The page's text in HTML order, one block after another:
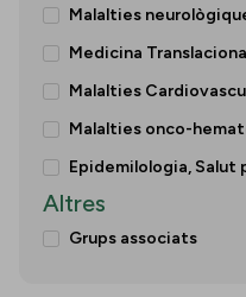
Malalties
Medicina
Malalties
Malalties onco-
Epidemilologia, Salut
Altres
Grups associats